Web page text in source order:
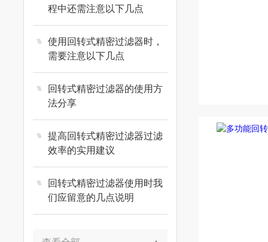
程中还需注意以下几点
使用回转式精密过滤器时，
需要注意以下几点
回转式精密过滤器的使用方
法分享
提高回转式精密过滤器过滤
效率的实用建议
回转式精密过滤器使用时我
们应留意的几点说明